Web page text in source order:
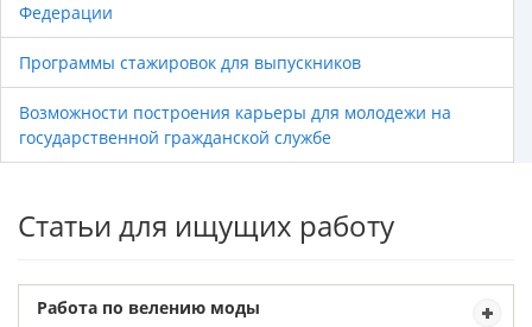
Федерации
Программы стажировок для выпускников
Возможности построения карьеры для молодежи на
государственной гражданской службе
Статьи для ищущих работу
Работа по велению моды